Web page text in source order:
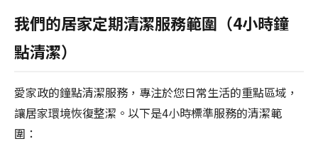
我們的居家定期清潔服務範圍（4小時鐘
點清潔）
愛家政的鐘點清潔服務，專注於您日常生活的重點區域，
讓居家環境恢復整潔。以下是4小時標準服務的清潔範
圍：